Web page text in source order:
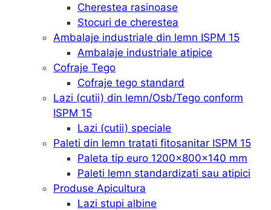
Cherestea rasinoase
Stocuri de cherestea
Ambalaje industriale din lemn ISPM 15
Ambalaje industriale atipice
Cofraje Tego
Cofraje tego standard
Lazi (cutii) din lemn/Osb/Tego conform
ISPM 15
Lazi (cutii) speciale
Paleti din lemn tratati fitosanitar ISPM 15
Paleta tip euro 1200x800x140 mm
Paleti lemn standardizati sau atipici
Produse Apicultura
Lazi stupi albine